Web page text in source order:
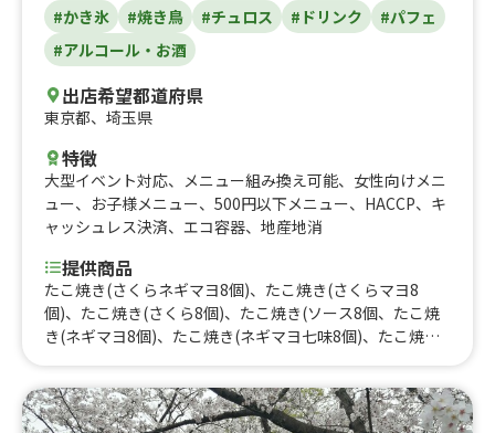
#かき氷 #焼き鳥 #チュロス #ドリンク
#パフェ
#アルコール・お酒
出店希望都道府県
東京都、 埼玉県
特徴
大型イベント対応、 メニュー組み換え可能、 女性向けメニ
ュー、 お子様メニュー、 500円以下メニュー、 HACCP、 キ
ャッシュレス決済、 エコ容器、 地産地消
提供商品
たこ焼き(さくらネギマヨ8個)、たこ焼き(さくらマヨ8
個)、たこ焼き(さくら8個)、たこ焼き(ソース8個、たこ焼
き(ネギマヨ8個)、たこ焼き(ネギマヨ七味8個)、たこ焼き
ンダギーパフェ、炭火やきとり、ふわふわかき氷、メロン
クリームソーダ